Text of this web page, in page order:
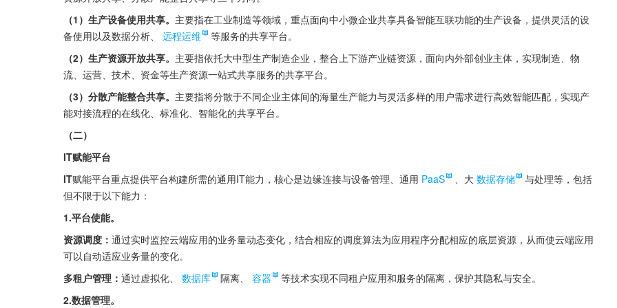
（1）生产设备使用共享。 主要指在工业制造等领域，重点面向中小微企业共享具备智能互联功能的生产设备，提供灵活的设
备使用以及数据分析、
远程运维
等服务的共享平台。
（2）生产资源开放共享。 主要指依托大中型生产制造企业，整合上下游产业链资源，面向内外部创业主体，实现制造、物
流、运营、技术、资金等生产资源一站式共享服务的共享平台。
（3）分散产能整合共享。 主要指将分散于不同企业主体间的海量生产能力与灵活多样的用户需求进行高效智能匹配，实现产
能对接流程的在线化、标准化、智能化的共享平台。
（二）
IT赋能平台
IT赋能平台重点提供平台构建所需的通用IT能力，核心是边缘连接与设备管理、通用 PaaS 、大 数据存储
与处理等，包括
但不限于以下能力：
1.平台使能。
资源调度： 通过实时监控云端应用的业务量动态变化，结合相应的调度算法为应用程序分配相应的底层资源，从而使云端应用
可以自动适应业务量的变化。
多租户管理： 通过虚拟化、 数据库 隔离、 容器
等技术实现不同租户应用和服务的隔离，保护其隐私与安全。
2.数据管理。